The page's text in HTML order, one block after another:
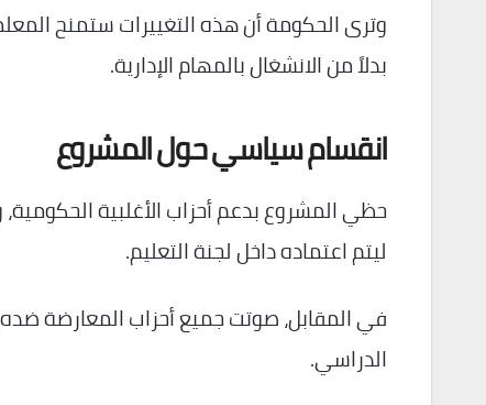
وترى الحكومة أن هذه التغييرات ستمنح
بدلاً من الانشغال بالمهام الإدارية.
انقسام سياسي حول المشروع
ليتم اعتماده داخل لجنة التعليم.
في المقابل، صوتت جميع أحزاب المعارضة ضده،
الدراسي.